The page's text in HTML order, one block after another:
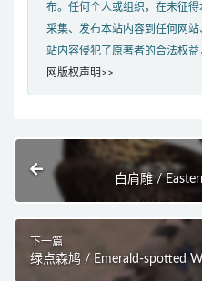
布。任何个人或组织，在未征得
采集、发布本站内容到任何网
站内容侵犯了原著者的合法权益
网版权声明>>
白肩雕 /
下一篇
绿点森鸠 / Emerald-spotted